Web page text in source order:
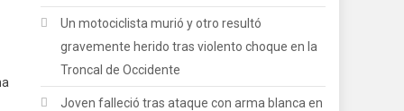
Un motociclista murió y otro resultó
gravemente herido tras violento choque en la
Troncal de Occidente
Joven falleció tras ataque con arma blanca en